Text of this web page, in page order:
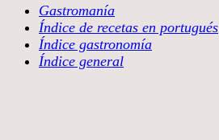
Gastromanía
Índice de recetas en portugués
Índice gastronomía
Índice general